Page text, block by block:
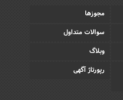
مجوزها
سوالات متداول
وبلاگ
رپورتاژ آگهی